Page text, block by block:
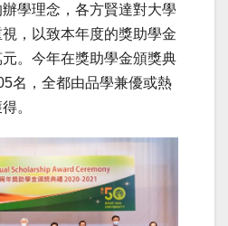
學理念，各方賢達對大學
，以致本年度的獎助學金
。今年在獎助學金頒獎典
名，全都由品學兼優或熱
。